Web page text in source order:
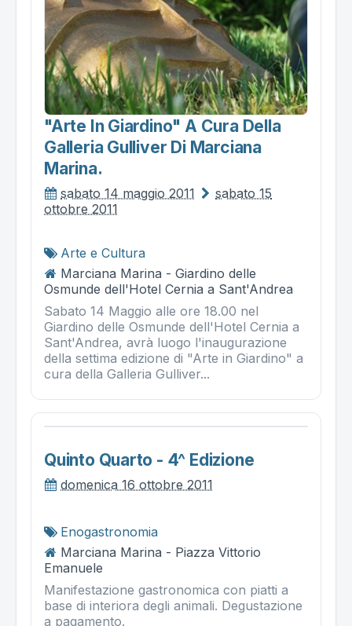
"arte In Giardino" A Cura Della
Galleria Gulliver Di Marciana
Marina.
sabato 14 maggio 2011
sabato 15
ottobre 2011
Arte e Cultura
Marciana Marina - Giardino delle
Osmunde dell'Hotel Cernia a Sant'Andrea
Sabato 14 Maggio alle ore 18.00 nel
Giardino delle Osmunde dell'Hotel Cernia a
Sant'Andrea, avrà luogo l'inaugurazione
della settima edizione di "Arte in Giardino" a
cura della Galleria Gulliver...
Quinto Quarto - 4^ Edizione
domenica 16 ottobre 2011
Enogastronomia
Marciana Marina - Piazza Vittorio
Emanuele
Manifestazione gastronomica con piatti a
base di interiora degli animali. Degustazione
a pagamento.